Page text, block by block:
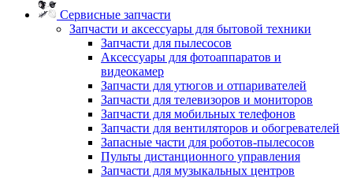
Сервисные запчасти
Запчасти и аксессуары для бытовой техники
Запчасти для пылесосов
Аксессуары для фотоаппаратов и
видеокамер
Запчасти для утюгов и отпаривателей
Запчасти для телевизоров и мониторов
Запчасти для мобильных телефонов
Запчасти для вентиляторов и обогревателей
Запасные части для роботов-пылесосов
Пульты дистанционного управления
Запчасти для музыкальных центров